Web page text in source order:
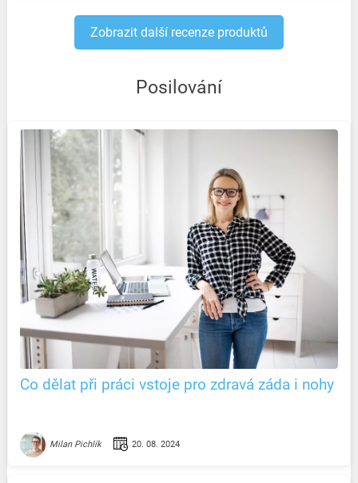
Zobrazit další recenze produktů
Posilování
Co dělat při práci vstoje pro zdravá záda i nohy
Milan Pichlík 20. 08. 2024